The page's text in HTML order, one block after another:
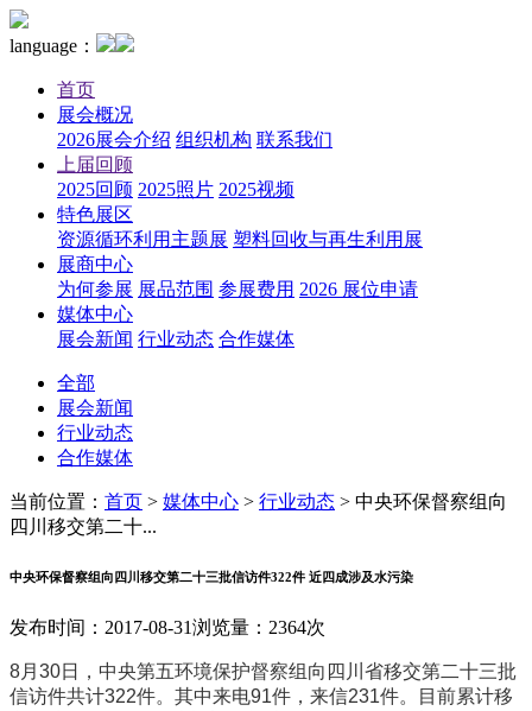
language：
首页
展会概况
2026展会介绍 组织机构 联系我们
上届回顾
2025回顾 2025照片 2025视频
特色展区
资源循环利用主题展 塑料回收与再生利用展
展商中心
为何参展 展品范围 参展费用 2026 展位申请
媒体中心
展会新闻 行业动态 合作媒体
全部
展会新闻
行业动态
合作媒体
当前位置： 首页 > 媒体中心 > 行业动态 > 中央环保督察组向
四川移交第二十...
中央环保督察组向四川移交第二十三批信访件322件 近四成涉及水污染
发布时间：2017-08-31浏览量：2364次
8月30日，中央第五环境保护督察组向四川省移交第二十三批
信访件共计322件。其中来电91件，来信231件。目前累计移